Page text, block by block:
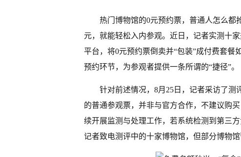
热门博物馆的0元预约票，普通人怎么都
元，就能轻松入内参观。近日，记者实测十
平台，将0元预约票倒卖并“包装”成付费套餐
预约环节，为参观者提供一条所谓的“捷径”。
针对前述情况，8月25日，记者采访了
的普通参观票，并非与官方合作，不建议购
续开展监测与处理工作，若系统检测到第三
记者致电测评中的十家博物馆，但部分博物馆